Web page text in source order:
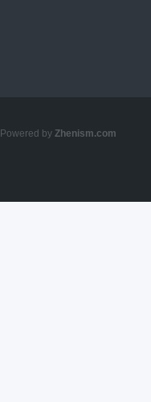
Powered by Zhenism.com